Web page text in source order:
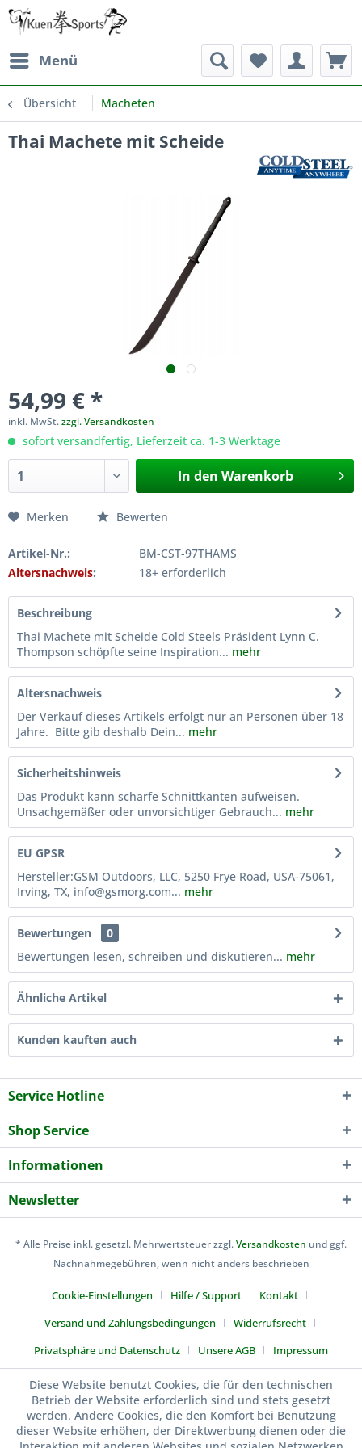
Menü
Übersicht Macheten
Thai Machete mit Scheide
54,99 € *
inkl. MwSt.zzgl. Versandkosten
sofort versandfertig, Lieferzeit ca. 1-3 Werktage
In den Warenkorb
Merken Bewerten
Artikel-Nr.:
BM-CST-97THAMS
Altersnachweis: 18+ erforderlich
Beschreibung
Thai Machete mit Scheide Cold Steels Präsident Lynn C.
Thompson schöpfte seine Inspiration... mehr
Altersnachweis
Der Verkauf dieses Artikels erfolgt nur an Personen über 18
Jahre. Bitte gib deshalb Dein... mehr
Sicherheitshinweis
Das Produkt kann scharfe Schnittkanten aufweisen.
Unsachgemäßer oder unvorsichtiger Gebrauch... mehr
EU GPSR
Hersteller:GSM Outdoors, LLC, 5250 Frye Road, USA-75061,
Irving, TX, info@gsmorg.com... mehr
Bewertungen
0
Bewertungen lesen, schreiben und diskutieren... mehr
Ähnliche Artikel
Kunden kauften auch
Service Hotline
Shop Service
Informationen
Newsletter
* Alle Preise inkl. gesetzl. Mehrwertsteuer zzgl.Versandkosten und ggf.
Nachnahmegebühren, wenn nicht anders beschrieben
Cookie-Einstellungen Hilfe / Support
Kontakt
Versand und Zahlungsbedingungen
Widerrufsrecht
Privatsphäre und Datenschutz
Unsere AGB
Impressum
Kuen-Sports
Diese Website benutzt Cookies, die für den technischen
Betrieb der Website erforderlich sind und stets gesetzt
werden. Andere Cookies, die den Komfort bei Benutzung
dieser Website erhöhen, der Direktwerbung dienen oder die